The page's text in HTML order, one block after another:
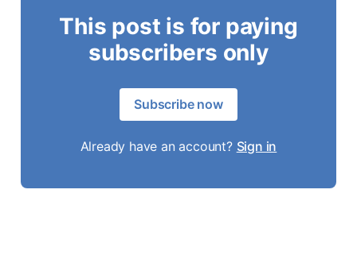
This post is for paying
subscribers only
Subscribe now
Already have an account? Sign in